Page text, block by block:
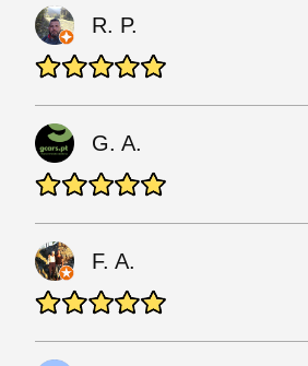
R. P.
G. A.
F. A.